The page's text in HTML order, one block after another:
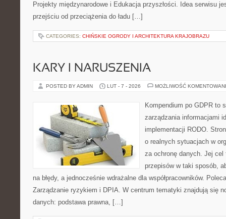
Projekty międzynarodowe i Edukacja przyszłości. Idea serwisu
przejściu od przeciążenia do ładu […]
CATEGORIES: CHIŃSKIE OGRODY I ARCHITEKTURA KRAJOBRAZU
KARY I NARUSZENIA
POSTED BY ADMIN LUT - 7 - 2026 MOŻLIWOŚĆ
Kompendium po GDPR to
zarządzania informacjami
implementacji RODO.
o realnych sytuacjach w
za ochronę danych. Jej cel
przepisów w taki sposób,
na błędy, a jednocześnie wdrażalne dla współpracowników.
Zarządzanie ryzykiem i DPIA. W centrum tematyki znajdują się
danych: podstawa prawna, […]